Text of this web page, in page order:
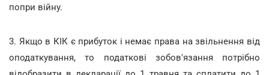
попри війну.
3. Якщо в КІК є прибуток і немає права на звільнення від
оподаткування, то податкові зобов'язання потрібно